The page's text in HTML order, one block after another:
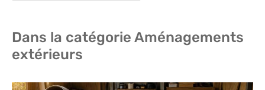
Dans la catégorie Aménagements
extérieurs